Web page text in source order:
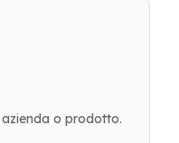
o prodotto.